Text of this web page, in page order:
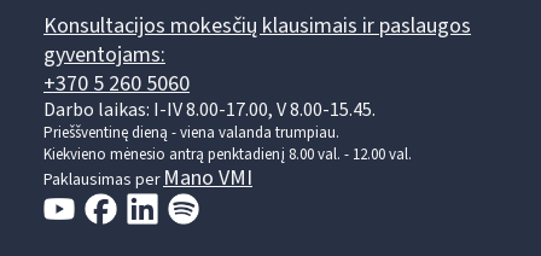
Konsultacijos mokesčių klausimais ir paslaugos
gyventojams:
+370 5 260 5060
Darbo laikas: I-IV 8.00-17.00, V 8.00-15.45.
Prieššventinę dieną - viena valanda trumpiau.
Kiekvieno mėnesio antrą penktadienį 8.00 val. - 12.00 val.
Paklausimas perMano VMI